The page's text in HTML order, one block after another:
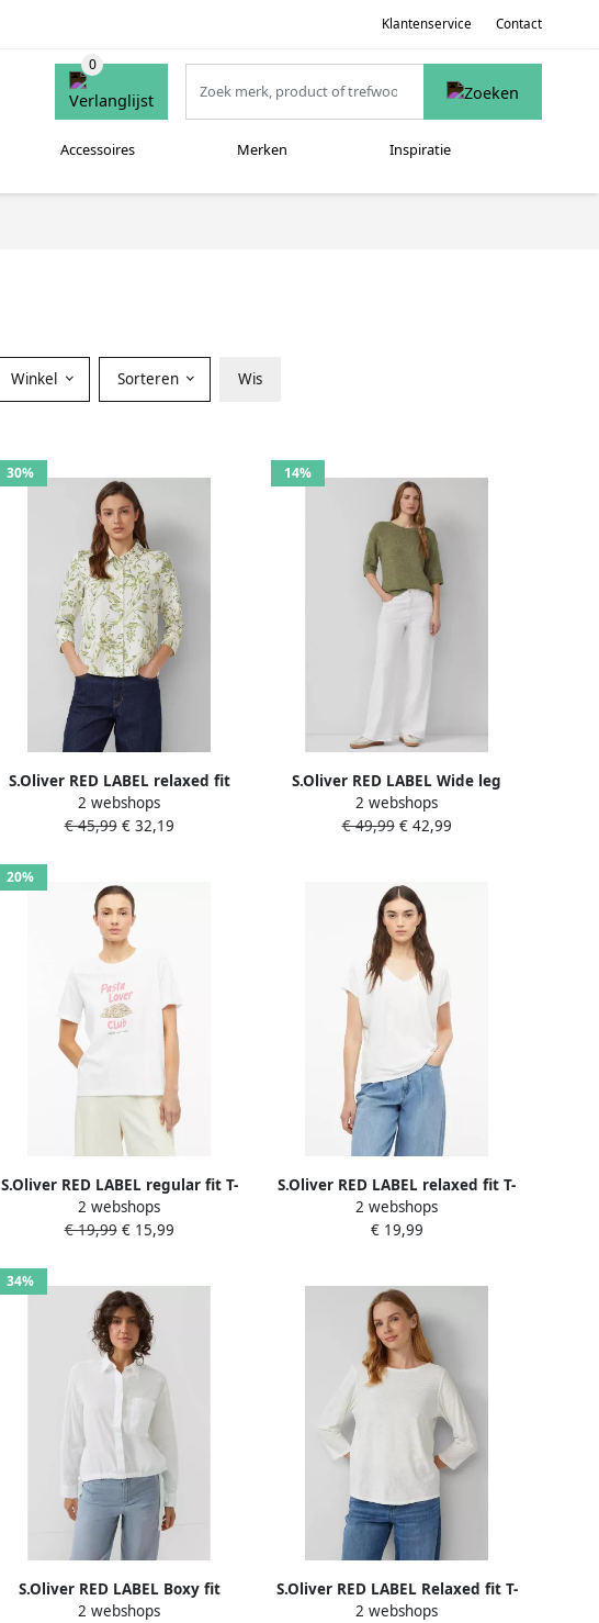
Klantenservice Contact
Accessoires Merken Inspiratie
Winkel Sorteren Wis
30%
S.Oliver RED LABEL relaxed fit
overhemdblouse van katoenmix
2 webshops
€ 45,99€ 32,19
14%
S.Oliver RED LABEL Wide leg
Jeans van Katoenmix
2 webshops
€ 49,99€ 42,99
20%
S.Oliver RED LABEL regular fit T-
shirt van puur katoen
2 webshops
€ 19,99€ 15,99
S.Oliver RED LABEL relaxed fit T-
shirt van viscosemix
2 webshops
€ 19,99
34%
S.Oliver RED LABEL Boxy fit
blouse met lange mouwen van
2 webshops
S.Oliver RED LABEL Relaxed fit T-
shirt met 3 4-mouwen van puur
2 webshops